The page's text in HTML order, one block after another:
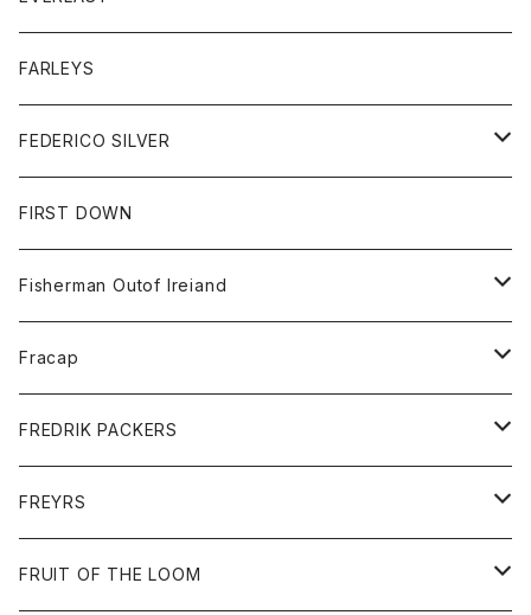
シャツ
セーター
ボトム
ショートパンツ
パンツ
レディース
コート
ジャケット
トップス
ジャケット
スエットシャツ
ボトム
スエットパンツ
グッズ
帽子
FARLEYS
FEDERICO SILVER
アクセサリー
FIRST DOWN
Fisherman Outof Ireiand
ニット
Fracap
グッズ
靴
FREDRIK PACKERS
アクセサリー
バッグ
FREYRS
サングラス
FRUIT OF THE LOOM